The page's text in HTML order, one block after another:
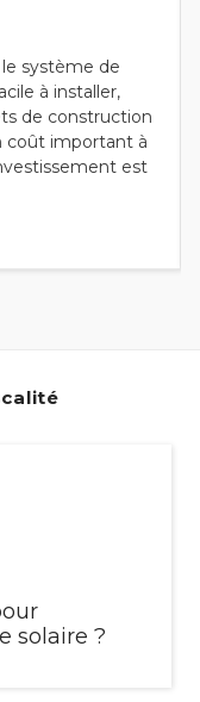
système de
à installer,
de construction
coût important à
est
solaire ?